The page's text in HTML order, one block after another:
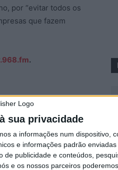
sua privacidade
a informações num dispositivo,
e informações padrão
publicidade e conteúdos,
e os nossos parceiros
por “evitar todos os
que fazem
.